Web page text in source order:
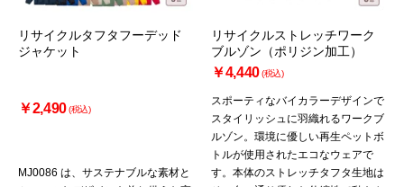
リサイクルタフタフーデッド
ジャケット
￥2,490(税込)
MJ0086 は、サステナブルな素材と
リサイクルストレッチワーク
ブルゾン（ポリジン加工）
￥4,440(税込)
スポーティなバイカラーデザインで
スタイリッシュに羽織れるワークブ
ルゾン。環境に優しい再生ペットボ
トルが使用されたエコなウェアで
す。本体のストレッチタフタ生地は